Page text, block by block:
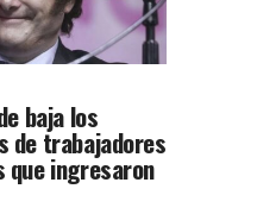
baja los
de trabajadores
ingresaron